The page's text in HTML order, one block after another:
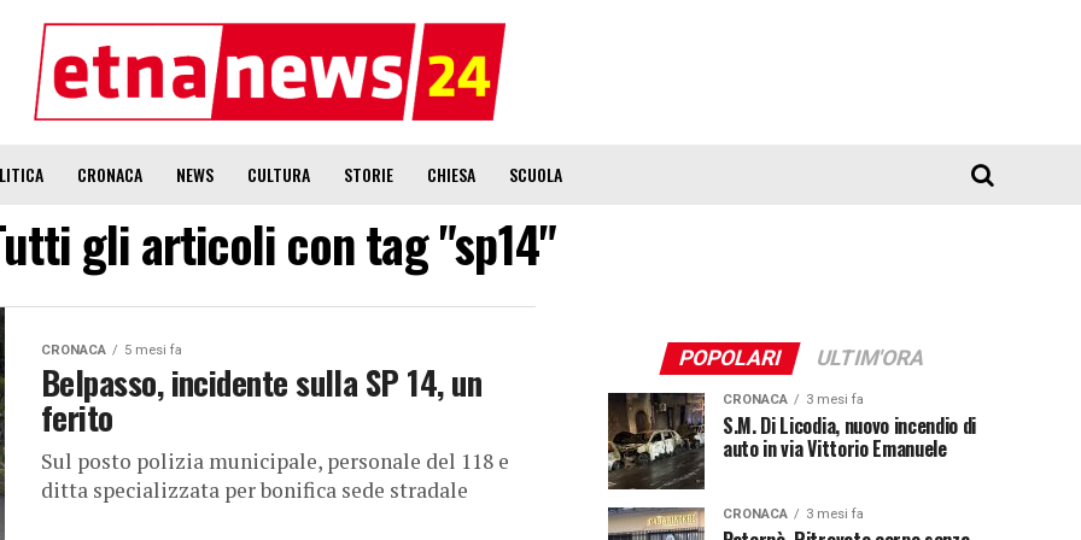
CRONACA NEWS CULTURA STORIE CHIESA SCUOLA
gli articoli con tag "sp14"
CRONACA 5 mesi fa
Belpasso, incidente sulla SP 14, un
ferito
Sul posto polizia municipale, personale del 118 e
ditta specializzata per bonifica sede stradale
POPOLARI ULTIM'ORA
CRONACA 3 mesi fa
S.M. Di Licodia, nuovo incendio di
auto in via Vittorio Emanuele
CRONACA 3 mesi fa